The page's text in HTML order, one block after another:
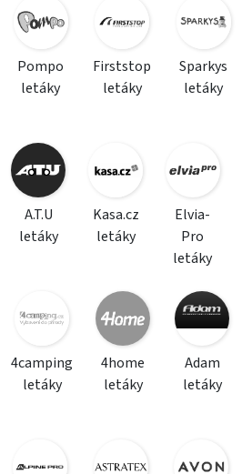
Pompo
letáky
Firststop
letáky
Sparkys
letáky
A.T.U
letáky
Kasa.cz
letáky
Elvia-
Pro
letáky
4camping
letáky
4home
letáky
Adam
letáky